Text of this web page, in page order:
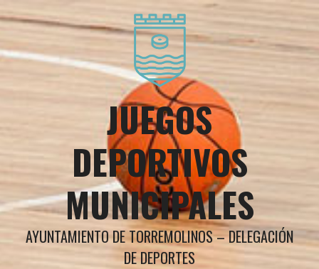
al
JUEGOS
DEPORTIVOS
MUNICIPALES
AYUNTAMIENTO DE TORREMOLINOS – DELEGACIÓN
DE DEPORTES